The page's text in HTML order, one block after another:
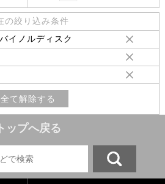
の絞り込み条件
イノルディスク
全て解除する
トップへ戻る